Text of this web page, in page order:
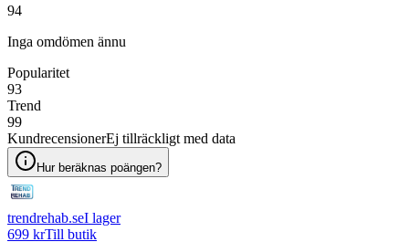
94
Inga omdömen ännu
Popularitet
93
Trend
99
KundrecensionerEj tillräckligt med data
Hur beräknas poängen?
trendrehab.seI lager
699 krTill butik